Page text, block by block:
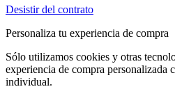
Desistir del contrato
Personaliza tu experiencia de compra
Sólo utilizamos cookies y otras
experiencia de compra personalizada
individual.